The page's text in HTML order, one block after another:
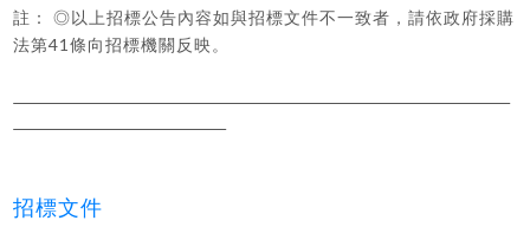
註： ◎ 以上招標公告內容如與招標文件不一致者，請依政府採購
法第41條向招標機關反映。
招標文件